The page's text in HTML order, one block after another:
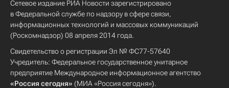
Сетевое издание РИА Новости зарегистрировано
в Федеральной службе по надзору в сфере связи,
информационных технологий и массовых коммуникаций
(Роскомнадзор) 08 апреля 2014 года.
Свидетельство о регистрации Эл № ФС77-57640
Учредитель: Федеральное государственное унитарное
предприятие Международное информационное агентство
«Россия сегодня» (МИА «Россия сегодня»).